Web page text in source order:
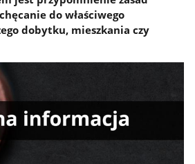
do właściwego
dobytku, mieszkania czy